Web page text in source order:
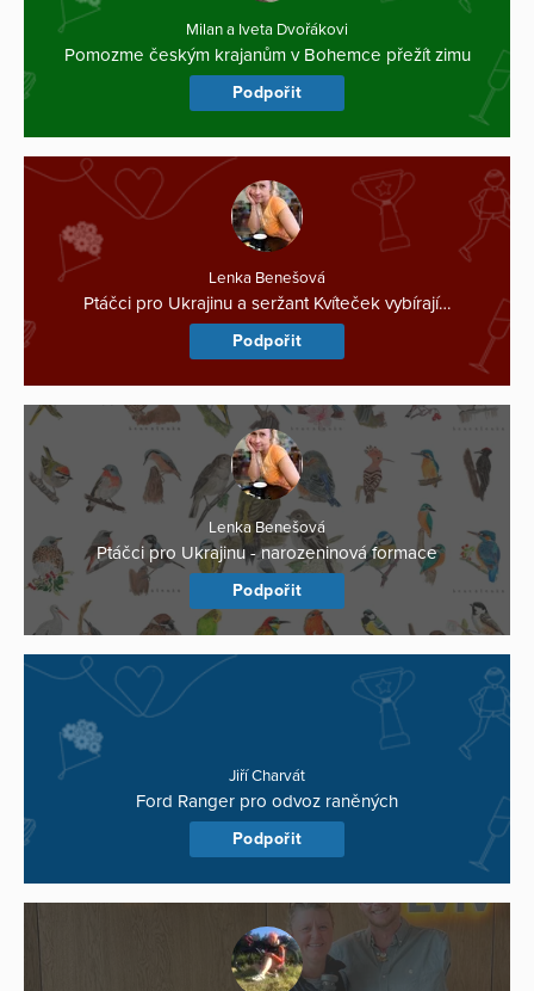
Milan a Iveta Dvořákovi
Pomozme českým krajanům v Bohemce přežít zimu
Podpořit
Lenka Benešová
Ptáčci pro Ukrajinu a seržant Kvíteček vybírají…
Podpořit
Lenka Benešová
Ptáčci pro Ukrajinu - narozeninová formace
Podpořit
Jiří Charvát
Ford Ranger pro odvoz raněných
Podpořit